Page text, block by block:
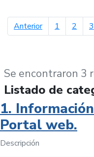
Anteriorpágina anterior
1 2 3
Se encontraron 3
Listado de
1.
Portal web.
Descripción